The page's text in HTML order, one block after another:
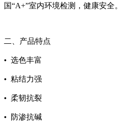
国“A+”室内环境检测，健康安全。
二、产品特点
• 选色丰富
• 粘结力强
• 柔韧抗裂
• 防渗抗碱